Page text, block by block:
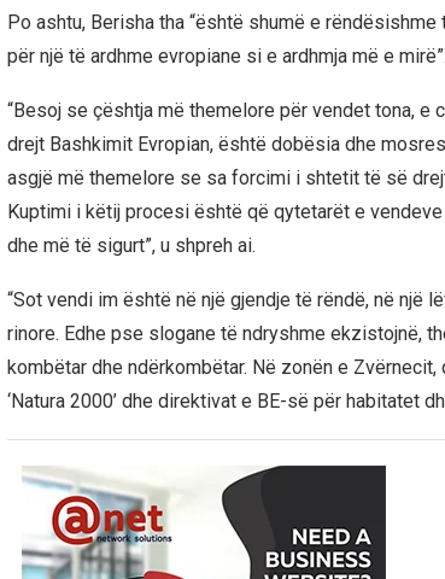
Po ashtu, Berisha tha “është shumë e
për një të ardhme evropiane si e ardhmja më e mirë”.
“Besoj se çështja më themelore për vendet tona, e
drejt Bashkimit Evropian, është dobësia dhe
asgjë më themelore se sa forcimi i shtetit të së
Kuptimi i këtij procesi është që qytetarët e
dhe më të sigurt”, u shpreh ai.
“Sot vendi im është në një gjendje të rëndë, në një
rinore. Edhe pse slogane të ndryshme ekzistojnë,
kombëtar dhe ndërkombëtar. Në zonën e
‘Natura 2000’ dhe direktivat e BE-së për habitatet